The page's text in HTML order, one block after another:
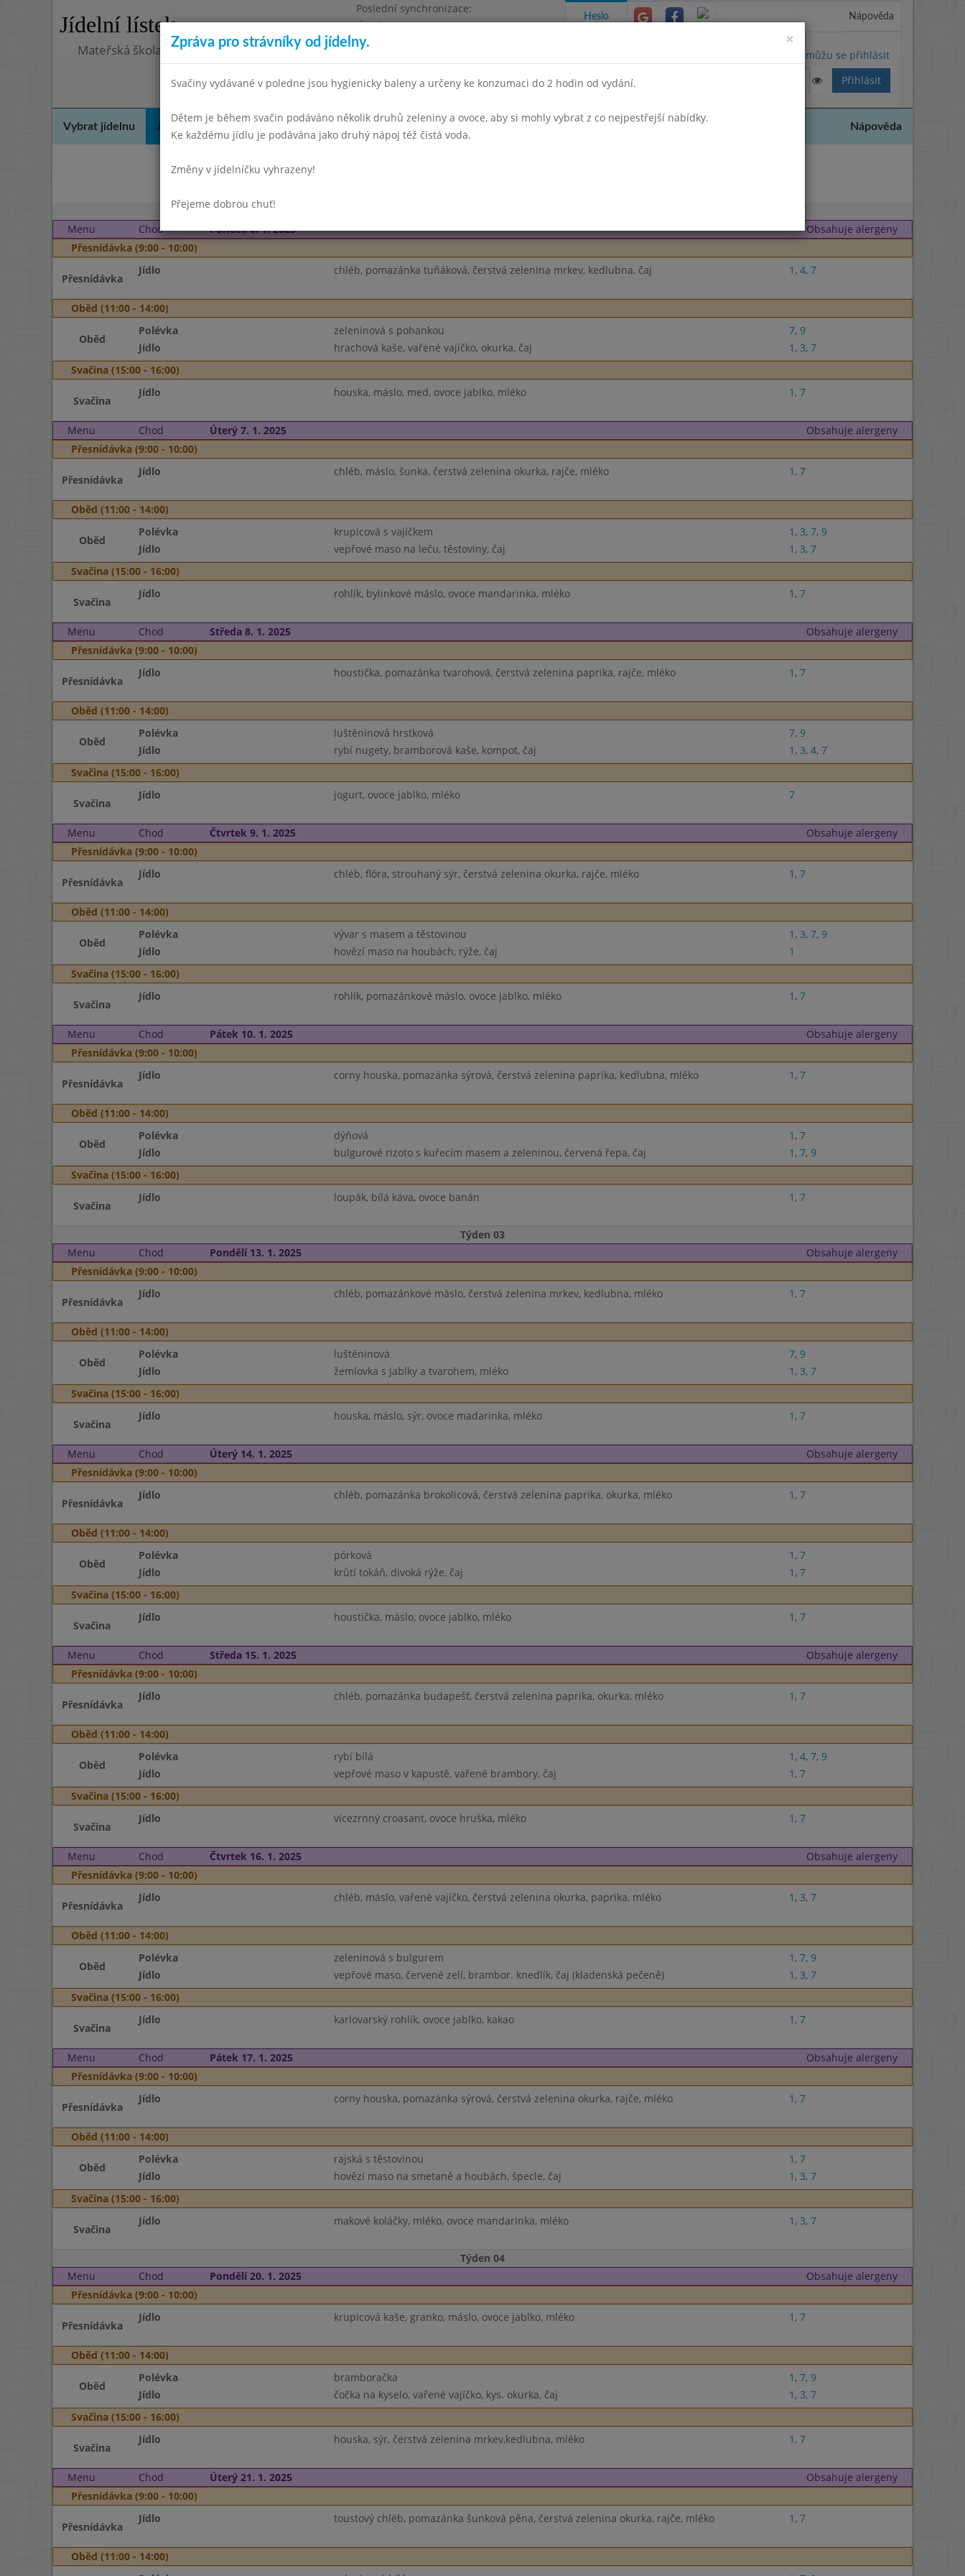
Jídelní lístek
Poslední synchronizace:
Úterý 23.6.2026 16:09
Mateřská škola, Praha 10, Kodaňská 989/14, příspěvková organizace
Heslo Nápověda
Nemůžu se přihlásit
Vybrat jídelnu Jídelní lístek Docházka Aktivity Nápověda
Listopad 2024
Menu
Chod Pondělí 6. 1. 2025
Obsahuje alergeny
Přesnídávka (9:00 - 10:00)
Přesnídávka
Jídlo chléb, pomazánka tuňáková, čerstvá zelenina mrkev, kedlubna, čaj 1 , 4, 7
Oběd (11:00 - 14:00)
Oběd
Polévka zeleninová s pohankou 7, 9
Jídlo
hrachová kaše, vařené vajíčko, okurka, čaj 1 , 3, 7
Svačina (15:00 - 16:00)
Svačina
Jídlo houska, máslo, med, ovoce jablko, mléko 1 , 7
Menu Chod Úterý 7. 1. 2025
Obsahuje alergeny
Přesnídávka (9:00 - 10:00)
Přesnídávka
Jídlo chléb, máslo, šunka, čerstvá zelenina okurka, rajče, mléko 1 , 7
Oběd (11:00 - 14:00)
Oběd
Polévka krupicová s vajíčkem 1 , 3, 7, 9
Jídlo
vepřové maso na leču, těstoviny, čaj 1 , 3, 7
Svačina (15:00 - 16:00)
Svačina
Jídlo rohlík, bylinkové máslo, ovoce mandarinka, mléko 1 , 7
Menu Chod Středa 8. 1. 2025
Obsahuje alergeny
Přesnídávka (9:00 - 10:00)
Přesnídávka
Jídlo houstička, pomazánka tvarohová, čerstvá zelenina paprika, rajče, mléko 1 , 7
Oběd (11:00 - 14:00)
Oběd
Polévka luštěninová hrstková 7, 9
Jídlo
rybí nugety, bramborová kaše, kompot, čaj 1 , 3, 4, 7
Svačina (15:00 - 16:00)
Svačina
Jídlo jogurt, ovoce jablko, mléko 7
Menu Chod Čtvrtek 9. 1. 2025
Obsahuje alergeny
Přesnídávka (9:00 - 10:00)
Přesnídávka
Jídlo chléb, flóra, strouhaný sýr, čerstvá zelenina okurka, rajče, mléko 1 , 7
Oběd (11:00 - 14:00)
Oběd
Polévka vývar s masem a těstovinou 1 , 3, 7, 9
Jídlo
hovězí maso na houbách, rýže, čaj
1
Svačina (15:00 - 16:00)
Svačina
Jídlo rohlík, pomazánkové máslo, ovoce jablko, mléko 1 , 7
Menu Chod Pátek 10. 1. 2025
Obsahuje alergeny
Přesnídávka (9:00 - 10:00)
Přesnídávka
Jídlo corny houska, pomazánka sýrová, čerstvá zelenina paprika, kedlubna, mléko 1 , 7
Oběd (11:00 - 14:00)
Oběd
Polévka dýňová 1 , 7
Jídlo
bulgurové rizoto s kuřecím masem a zeleninou, červená řepa, čaj 1 , 7, 9
Svačina (15:00 - 16:00)
Svačina
Jídlo loupák, bílá káva, ovoce banán 1 , 7
Týden 03
Menu
Chod Pondělí 13. 1. 2025
Obsahuje alergeny
Přesnídávka (9:00 - 10:00)
Přesnídávka
Jídlo chléb, pomazánkové máslo, čerstvá zelenina mrkev, kedlubna, mléko 1 , 7
Oběd (11:00 - 14:00)
Oběd
Polévka luštěninová 7, 9
Jídlo
žemlovka s jablky a tvarohem, mléko 1 , 3, 7
Svačina (15:00 - 16:00)
Svačina
Jídlo houska, máslo, sýr, ovoce madarinka, mléko 1 , 7
Menu Chod Úterý 14. 1. 2025
Obsahuje alergeny
Přesnídávka (9:00 - 10:00)
Přesnídávka
Jídlo chléb, pomazánka brokolicová, čerstvá zelenina paprika, okurka, mléko 1 , 7
Oběd (11:00 - 14:00)
Oběd
Polévka pórková 1 , 7
Jídlo
krůtí tokáň, divoká rýže, čaj 1 , 7
Svačina (15:00 - 16:00)
Svačina
Jídlo houstička, máslo, ovoce jablko, mléko 1 , 7
Menu Chod Středa 15. 1. 2025
Obsahuje alergeny
Přesnídávka (9:00 - 10:00)
Přesnídávka
Jídlo chléb, pomazánka budapešť, čerstvá zelenina paprika, okurka, mléko 1 , 7
Oběd (11:00 - 14:00)
Oběd
Polévka rybí bílá 1 , 4, 7, 9
Jídlo
vepřové maso v kapustě, vařené brambory, čaj 1 , 7
Svačina (15:00 - 16:00)
Svačina
Jídlo vícezrnný croasant, ovoce hruška, mléko 1 , 7
Menu Chod Čtvrtek 16. 1. 2025
Obsahuje alergeny
Přesnídávka (9:00 - 10:00)
Přesnídávka
Jídlo chléb, máslo, vařené vajíčko, čerstvá zelenina okurka, paprika, mléko 1 , 3, 7
Oběd (11:00 - 14:00)
Oběd
Polévka zeleninová s bulgurem 1 , 7, 9
Jídlo
vepřové maso, červené zelí, brambor. knedlík, čaj (kladenská pečeně) 1 , 3, 7
Svačina (15:00 - 16:00)
Svačina
Jídlo karlovarský rohlík, ovoce jablko, kakao 1 , 7
Menu Chod Pátek 17. 1. 2025
Obsahuje alergeny
Přesnídávka (9:00 - 10:00)
Přesnídávka
Jídlo corny houska, pomazánka sýrová, čerstvá zelenina okurka, rajče, mléko 1 , 7
Oběd (11:00 - 14:00)
Oběd
Polévka rajská s těstovinou 1 , 7
Jídlo
hovězí maso na smetaně a houbách, špecle, čaj 1 , 3, 7
Svačina (15:00 - 16:00)
Svačina
Jídlo makové koláčky, mléko, ovoce mandarinka, mléko 1 , 3, 7
Týden 04
Menu
Chod Pondělí 20. 1. 2025
Obsahuje alergeny
Přesnídávka (9:00 - 10:00)
Přesnídávka
Jídlo krupicová kaše, granko, máslo, ovoce jablko, mléko 1 , 7
Oběd (11:00 - 14:00)
Oběd
Polévka bramboračka 1 , 7, 9
Jídlo
čočka na kyselo, vařené vajíčko, kys. okurka, čaj 1 , 3, 7
Svačina (15:00 - 16:00)
Svačina
Jídlo houska, sýr, čerstvá zelenina mrkev,kedlubna, mléko 1 , 7
Menu Chod Úterý 21. 1. 2025
Obsahuje alergeny
Přesnídávka (9:00 - 10:00)
Přesnídávka
Jídlo toustový chléb, pomazánka šunková pěna, čerstvá zelenina okurka, rajče, mléko 1 , 7
Oběd (11:00 - 14:00)
×
Zpráva pro strávníky od jídelny.
Svačiny vydávané v poledne jsou hygienicky baleny a určeny ke konzumaci do 2 hodin od vydání.
Dětem je během svačin podáváno několik druhů zeleniny a ovoce, aby si mohly vybrat z co nejpestřejší nabídky.
Ke každému jídlu je podávána jako druhý nápoj též čistá voda.
Změny v jídelníčku vyhrazeny!
Přejeme dobrou chuť!